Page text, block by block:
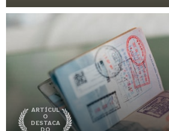
ARTÍCUL
O
DESTACA